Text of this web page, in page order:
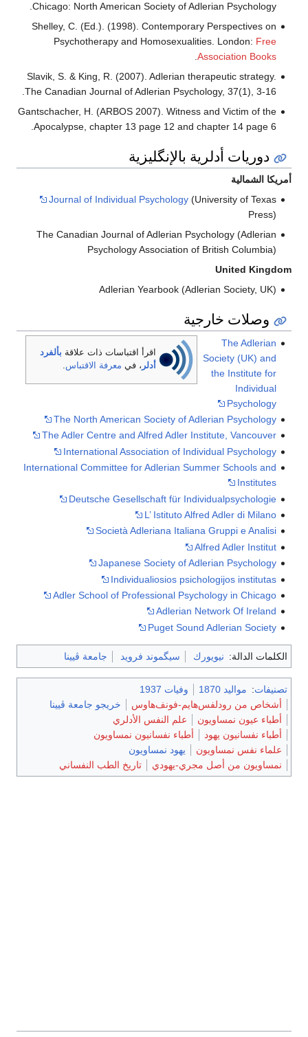
Chicago: North American Society of Adlerian Psychology.
Shelley, C. (Ed.). (1998). Contemporary Perspectives on
Psychotherapy and Homosexualities. London: Free
Association Books
Slavik, S. & King, R. (2007). Adlerian therapeutic strategy.
The Canadian Journal of Adlerian Psychology, 37(1), 3-16.
Gantschacher, H. (ARBOS 2007). Witness and Victim of the
Apocalypse, chapter 13 page 12 and chapter 14 page 6.
دوريات أدلرية بالإنگليزية
أمريكا الشمالية
Journal of Individual Psychology(University of Texas
Press)
The Canadian Journal of Adlerian Psychology (Adlerian
Psychology Association of British Columbia)
United Kingdom
Adlerian Yearbook (Adlerian Society, UK)
وصلات خارجية
اقرأ اقتباسات ذات علاقة بألفرد
أدلر ، في معرفة الاقتباس
The Adlerian
Society (UK) and
the Institute for
Individual
Psychology
The North American Society of Adlerian Psychology
The Adler Centre and Alfred Adler Institute, Vancouver
International Association of Individual Psychology
International Committee for Adlerian Summer Schools and
Institutes
Deutsche Gesellschaft für Individualpsychologie
L’ Istituto Alfred Adler di Milano
Società Adleriana Italiana Gruppi e Analisi
Alfred Adler Institut
Japanese Society of Adlerian Psychology
Individualiosios psichologijos institutas
Adler School of Professional Psychology in Chicago
Adlerian Network Of Ireland
Puget Sound Adlerian Society
الكلمات الدالة: نيويورك سيگموند فرويد جامعة ڤيينا
تصنيفات: مواليد 1870
وفيات 1937
أشخاص من رودلفس‌هايم-فونف‌هاوس
خريجو جامعة ڤيينا
أطباء عيون نمساويون
علم النفس الأدلري
أطباء نفسانيون يهود
أطباء نفسانيون نمساويون
علماء نفس نمساويون
يهود نمساويون
نمساويون من أصل مجري-يهودي
تاريخ الطب النفساني